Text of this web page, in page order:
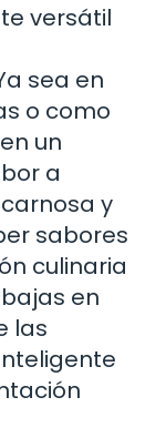
versátil
sea en
o como
un
a
y
sabores
culinaria
en
las